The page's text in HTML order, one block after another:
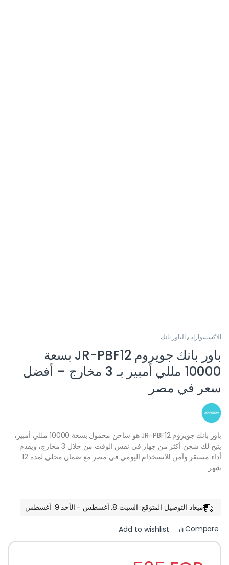
الاكسسوارات,الباور بانك
باور بانك جويروم JR-PBF12 بسعة
10000 مللي أمبير بـ 3 مخارج – أفضل
سعر في مصر
باور بانك جويروم JR-PBF12 هو شاحن محمول بسعة 10000 مللي أمبير،
يتيح لك شحن أكثر من جهاز في نفس الوقت من خلال 3 مخارج، ويقدم
أداء مستقر وآمن للاستخدام اليومي في مصر مع ضمان محلي لمدة 12
شهر.
ميعاد التوصيل المتوقع: السبت 8. أغسطس - الأحد 9. أغسطس
Compare
Add to wishlist